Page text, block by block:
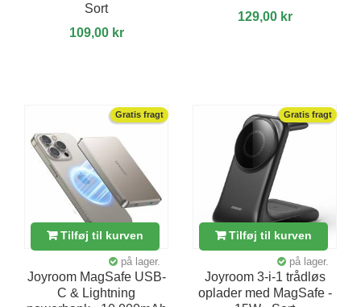
Sort
109,00 kr
129,00 kr
Gratis fragt
Tilføj til kurven
på lager.
Joyroom MagSafe USB-
C & Lightning
Gratis fragt
Tilføj til kurven
på lager.
Joyroom 3-i-1 trådløs
oplader med MagSafe -